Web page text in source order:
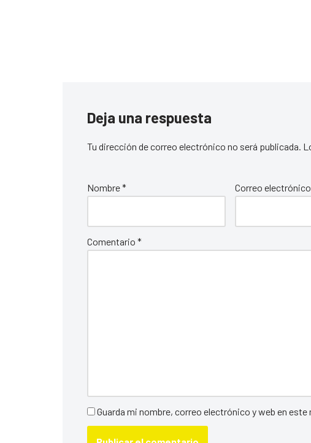
Deja una respuesta
Tu dirección de correo electrónico no será publicada.
Nombre* Correo
Comentario *
Guarda mi nombre, correo electrónico y web en